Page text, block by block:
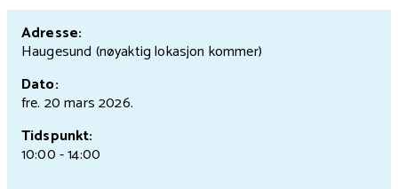
Adresse:
Haugesund (nøyaktig lokasjon kommer)
Dato:
fre. 20 mars2026.
Tidspunkt:
10:00 - 14:00